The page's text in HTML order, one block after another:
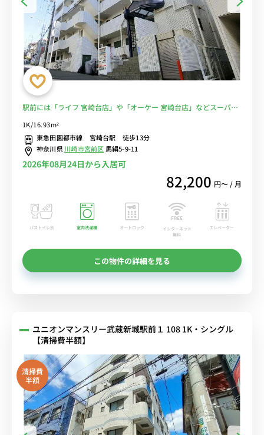
駅前には「ライフ 宮崎台店」や「オーケー 宮崎台店」などスーパー
完備。東急田園都市線利用で渋谷駅まで乗り換えなしでアクセス可
能。■選べるWi-Fi格安レンタル中！
1K/16.93m²
東急田園都市線 宮崎台駅 徒歩13分
神奈川県川崎市宮前区馬絹5-9-11
2026年08月24日から入居可
82,200 円〜 / 月
バストイレ別 室内洗濯機 オートロック
インターネット
無料
エレベーター
この物件の詳細を見る
ユニオンマンスリー武蔵新城駅前１ 108 1K・シングル
【清掃費半額】
清掃費
半額